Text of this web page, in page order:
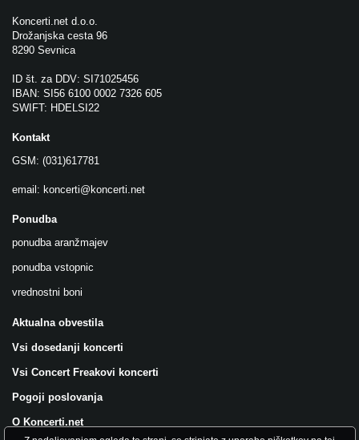
Koncerti.net d.o.o.
Drožanjska cesta 96
8290 Sevnica
ID št. za DDV: SI71025456
IBAN: SI56 6100 0002 7326 605
SWIFT: HDELSI22
Kontakt
GSM: (031)617781
email: koncerti@koncerti.net
Ponudba
ponudba aranžmajev
ponudba vstopnic
vrednostni boni
Aktualna obvestila
Vsi dosedanji koncerti
Vsi Concert Freakovi koncerti
Pogoji poslovanja
O Koncerti.net